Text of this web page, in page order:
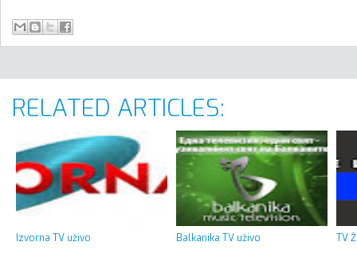
RELATED ARTICLES:
Izvorna TV uživo Balkanika TV uživo TV